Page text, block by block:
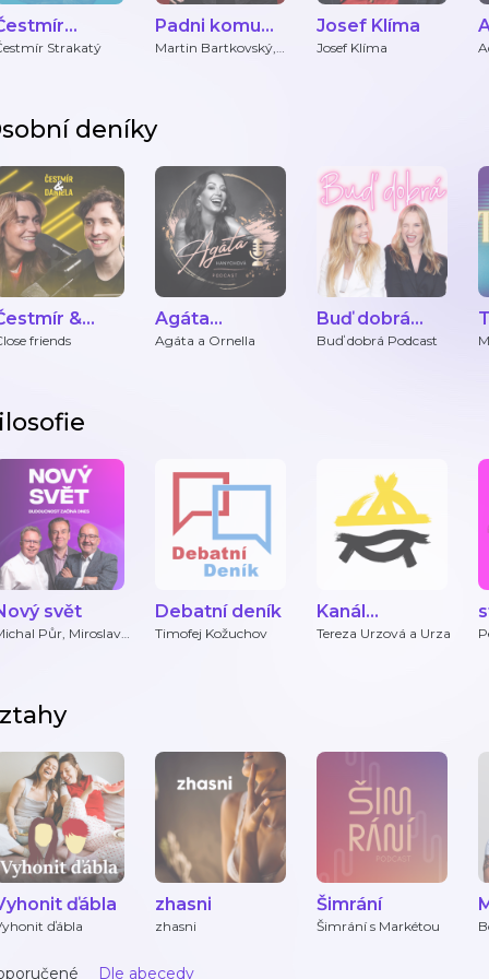
Strakatý
Padni komu
padni
Martin Bartkovský,
Josef Klíma
Josef Klíma
deníky
&
friends
Agáta
Hanychová
Agáta a Ornella
Buď dobrá
Podcast
Buď dobrá Podcast
svět
Půr, Miroslav
Debatní deník
Timofej Kožuchov
Kanál
Svobodného
Tereza Urzová a Urza
ďábla
ďábla
zhasni
zhasni
Šimrání
Šimrání s Markétou
Dle abecedy